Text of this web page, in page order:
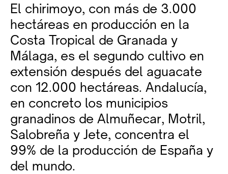
El chirimoyo, con más de 3.000
hectáreas en producción en la
Costa Tropical de Granada y
Málaga, es el segundo cultivo en
extensión después del aguacate
con 12.000 hectáreas. Andalucía,
en concreto los municipios
granadinos de Almuñecar, Motril,
Salobreña y Jete, concentra el
99% de la producción de España y
del mundo.